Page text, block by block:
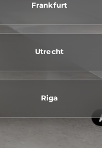
Frankfurt
Utrecht
Riga